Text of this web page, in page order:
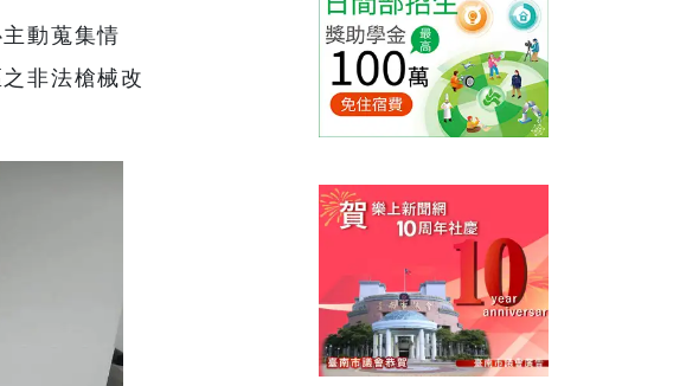
動蒐集情
非法槍械改